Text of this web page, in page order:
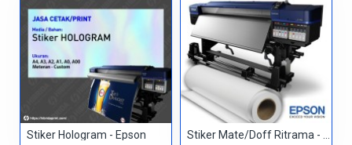
Stiker Hologram - Epson